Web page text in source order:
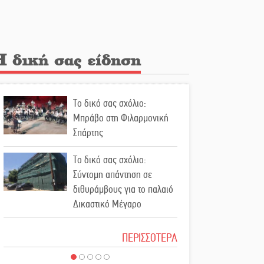
Οδύνη στην Απιδιά για τον
χαμό της 29χρονης Ελένης
σε τροχαίο
«Σφραγίδα» έργου και
απολογισμού στο
Παναρκαδικό από τον Κυρ.
Διαμαντάκο
Μια «χρυσή» ελαιοκομική
προοπτική για τη Λακωνία
Εκδηλώσεις του ΚΚΕ
Λακωνίας για τα 80 χρόνια
δική σας είδηση
Το δικό σας σχόλιο:
Μπράβο στη Φιλαρμονική
Σπάρτης
Το δικό σας σχόλιο:
Σύντομη απάντηση σε
διθυράμβους για το παλαιό
Δικαστικό Μέγαρο
Το δικό σας σχόλιο: Ιερή
ΠΕΡΙΣΣΟΤΕΡΑ